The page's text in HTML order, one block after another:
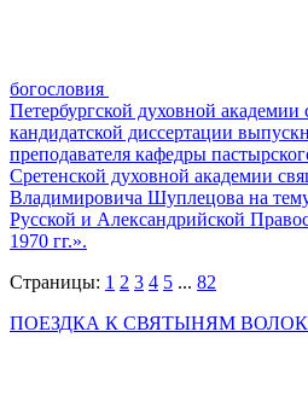
богословия
Петербургской духовной академии
кандидатской диссертации
преподавателя кафедры
Сретенской духовной академии
Владимировича Шуплецова на
Русской и Александрийской
1970 гг.».
Страницы: 1 2 3 4 5 ... 82
ПОЕЗДКА К СВЯТЫНЯМ